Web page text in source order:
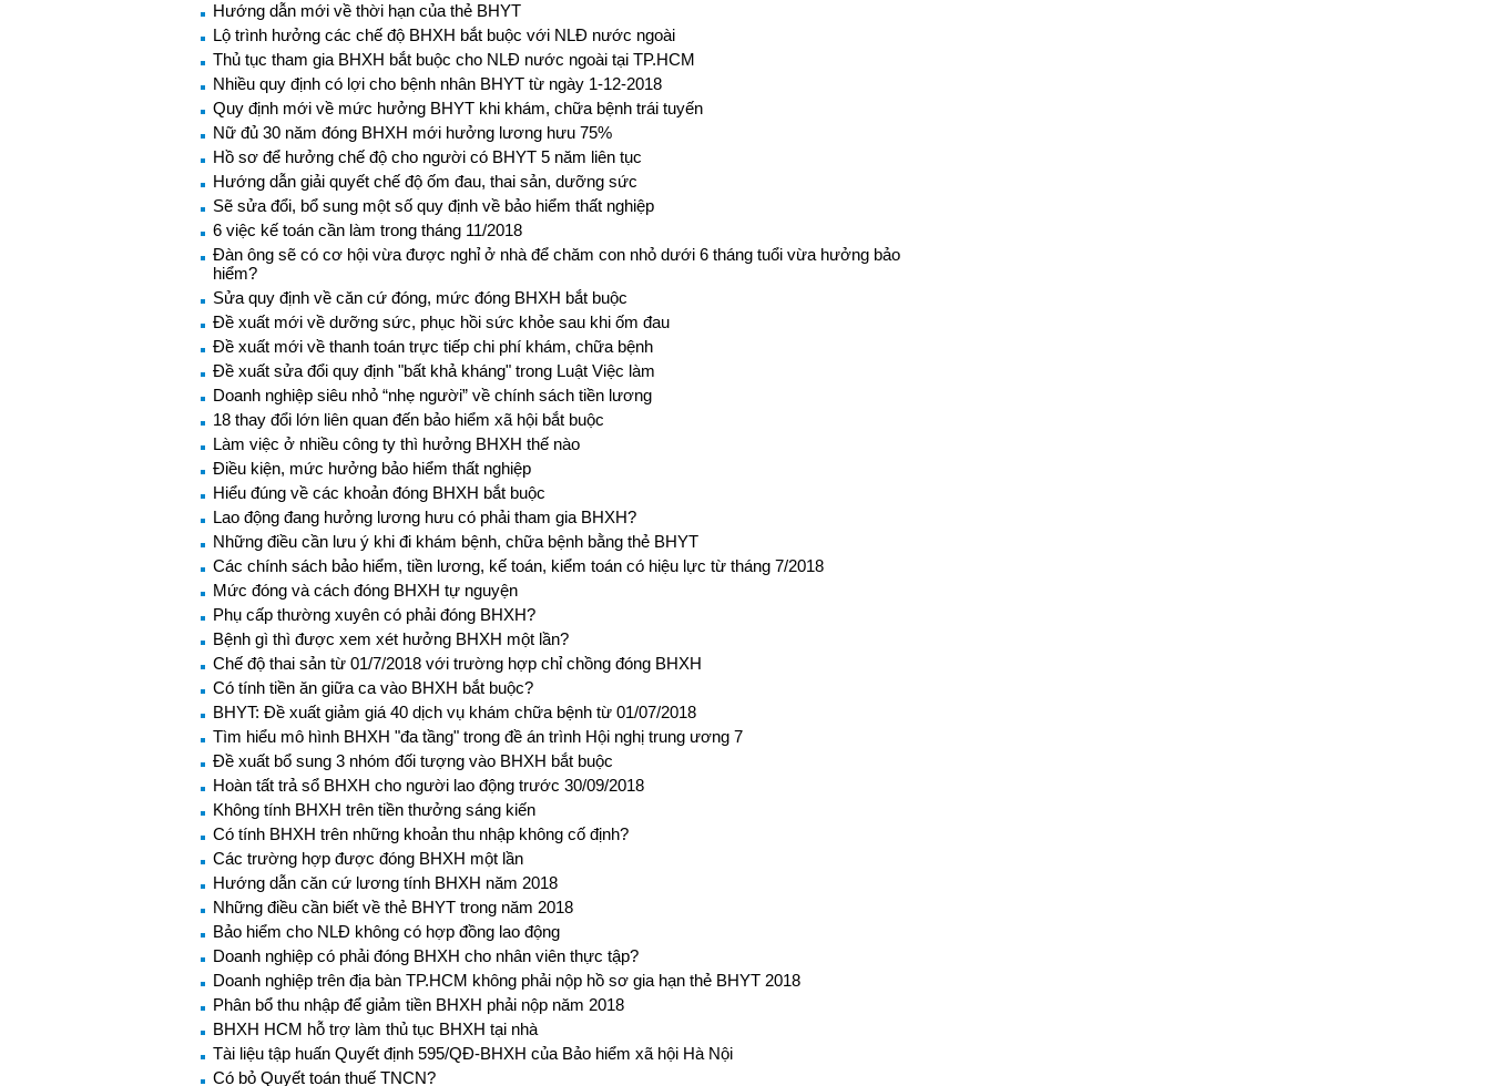
Hướng dẫn mới về thời hạn của thẻ BHYT
Lộ trình hưởng các chế độ BHXH bắt buộc với NLĐ nước ngoài
Thủ tục tham gia BHXH bắt buộc cho NLĐ nước ngoài tại TP.HCM
Nhiều quy định có lợi cho bệnh nhân BHYT từ ngày 1-12-2018
Quy định mới về mức hưởng BHYT khi khám, chữa bệnh trái tuyến
Nữ đủ 30 năm đóng BHXH mới hưởng lương hưu 75%
Hồ sơ để hưởng chế độ cho người có BHYT 5 năm liên tục
Hướng dẫn giải quyết chế độ ốm đau, thai sản, dưỡng sức
Sẽ sửa đổi, bổ sung một số quy định về bảo hiểm thất nghiệp
6 việc kế toán cần làm trong tháng 11/2018
Đàn ông sẽ có cơ hội vừa được nghỉ ở nhà để chăm con nhỏ dưới 6 tháng tuổi vừa hưởng bảo
hiểm?
Sửa quy định về căn cứ đóng, mức đóng BHXH bắt buộc
Đề xuất mới về dưỡng sức, phục hồi sức khỏe sau khi ốm đau
Đề xuất mới về thanh toán trực tiếp chi phí khám, chữa bệnh
Đề xuất sửa đổi quy định "bất khả kháng" trong Luật Việc làm
Doanh nghiệp siêu nhỏ “nhẹ người” về chính sách tiền lương
18 thay đổi lớn liên quan đến bảo hiểm xã hội bắt buộc
Làm việc ở nhiều công ty thì hưởng BHXH thế nào
Điều kiện, mức hưởng bảo hiểm thất nghiệp
Hiểu đúng về các khoản đóng BHXH bắt buộc
Lao động đang hưởng lương hưu có phải tham gia BHXH?
Những điều cần lưu ý khi đi khám bệnh, chữa bệnh bằng thẻ BHYT
Các chính sách bảo hiểm, tiền lương, kế toán, kiểm toán có hiệu lực từ tháng 7/2018
Mức đóng và cách đóng BHXH tự nguyện
Phụ cấp thường xuyên có phải đóng BHXH?
Bệnh gì thì được xem xét hưởng BHXH một lần?
Chế độ thai sản từ 01/7/2018 với trường hợp chỉ chồng đóng BHXH
Có tính tiền ăn giữa ca vào BHXH bắt buộc?
BHYT: Đề xuất giảm giá 40 dịch vụ khám chữa bệnh từ 01/07/2018
Tìm hiểu mô hình BHXH "đa tầng" trong đề án trình Hội nghị trung ương 7
Đề xuất bổ sung 3 nhóm đối tượng vào BHXH bắt buộc
Hoàn tất trả sổ BHXH cho người lao động trước 30/09/2018
Không tính BHXH trên tiền thưởng sáng kiến
Có tính BHXH trên những khoản thu nhập không cố định?
Các trường hợp được đóng BHXH một lần
Hướng dẫn căn cứ lương tính BHXH năm 2018
Những điều cần biết về thẻ BHYT trong năm 2018
Bảo hiểm cho NLĐ không có hợp đồng lao động
Doanh nghiệp có phải đóng BHXH cho nhân viên thực tập?
Doanh nghiệp trên địa bàn TP.HCM không phải nộp hồ sơ gia hạn thẻ BHYT 2018
Phân bổ thu nhập để giảm tiền BHXH phải nộp năm 2018
BHXH HCM hỗ trợ làm thủ tục BHXH tại nhà
Tài liệu tập huấn Quyết định 595/QĐ-BHXH của Bảo hiểm xã hội Hà Nội
Có bỏ Quyết toán thuế TNCN?